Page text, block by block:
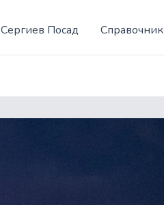
Сергиев Посад Справочник